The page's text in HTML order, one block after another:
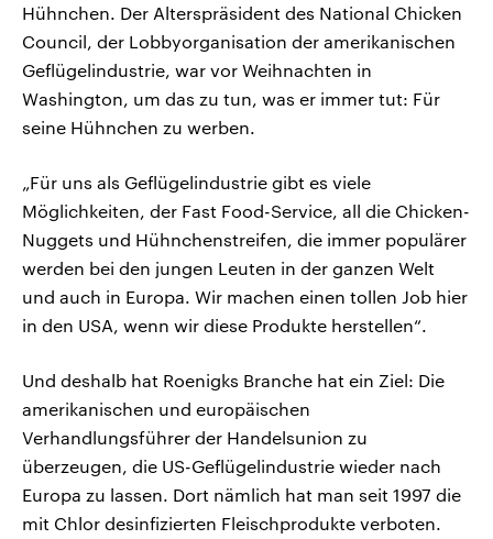
Hühnchen. Der Alterspräsident des National Chicken
Council, der Lobbyorganisation der amerikanischen
Geflügelindustrie, war vor Weihnachten in
Washington, um das zu tun, was er immer tut: Für
seine Hühnchen zu werben.
„Für uns als Geflügelindustrie gibt es viele
Möglichkeiten, der Fast Food-Service, all die Chicken-
Nuggets und Hühnchenstreifen, die immer populärer
werden bei den jungen Leuten in der ganzen Welt
und auch in Europa. Wir machen einen tollen Job hier
in den USA, wenn wir diese Produkte herstellen“.
Und deshalb hat Roenigks Branche hat ein Ziel: Die
amerikanischen und europäischen
Verhandlungsführer der Handelsunion zu
überzeugen, die US-Geflügelindustrie wieder nach
Europa zu lassen. Dort nämlich hat man seit 1997 die
mit Chlor desinfizierten Fleischprodukte verboten.